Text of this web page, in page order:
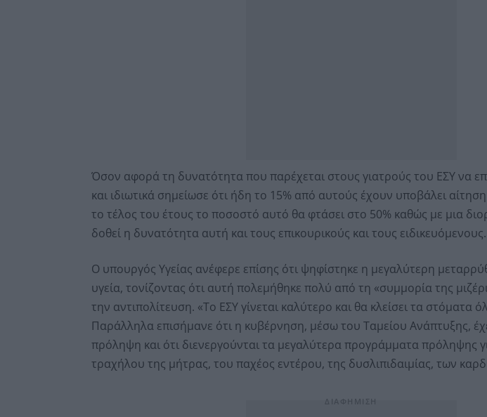
Όσον αφορά τη δυνατότητα που παρέχεται στους γιατρούς του ΕΣΥ να
και ιδιωτικά σημείωσε ότι ήδη το 15% από αυτούς έχουν υποβάλει αίτηση
το τέλος του έτους το ποσοστό αυτό θα φτάσει στο 50% καθώς με μια
δοθεί η δυνατότητα αυτή και τους επικουρικούς και τους ειδικευόμενους.
Ο υπουργός Υγείας ανέφερε επίσης ότι ψηφίστηκε η μεγαλύτερη
υγεία, τονίζοντας ότι αυτή πολεμήθηκε πολύ από τη «συμμορία της
την αντιπολίτευση. «Το ΕΣΥ γίνεται καλύτερο και θα κλείσει τα στόματα
Παράλληλα επισήμανε ότι η κυβέρνηση, μέσω του Ταμείου Ανάπτυξης,
πρόληψη και ότι διενεργούνται τα μεγαλύτερα προγράμματα πρόληψης
τραχήλου της μήτρας, του παχέος εντέρου, της δυσλιπιδαιμίας, των